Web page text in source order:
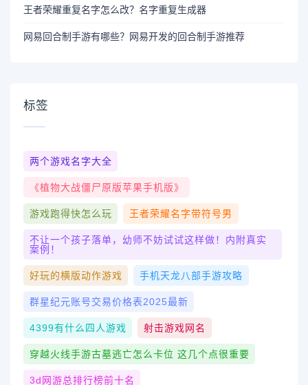
王者荣耀重复名字怎么改？名字重复生成器
网易回合制手游有哪些？网易开发的回合制手游推荐
标签
两个游戏名字大全
《植物大战僵尸原版苹果手机版》
游戏跑得快怎么玩 王者荣耀名字带符号男
不让一个孩子落单，幼师不妨试试这样做！内附真实
案例！
好玩的横版动作游戏 手机天龙八部手游攻略
群星纪元账号交易价格表2025最新
4399有什么四人游戏 射击游戏网名
穿越火线手游古墓逃亡怎么卡位 这几个点很重要
3d网游总排行榜前十名